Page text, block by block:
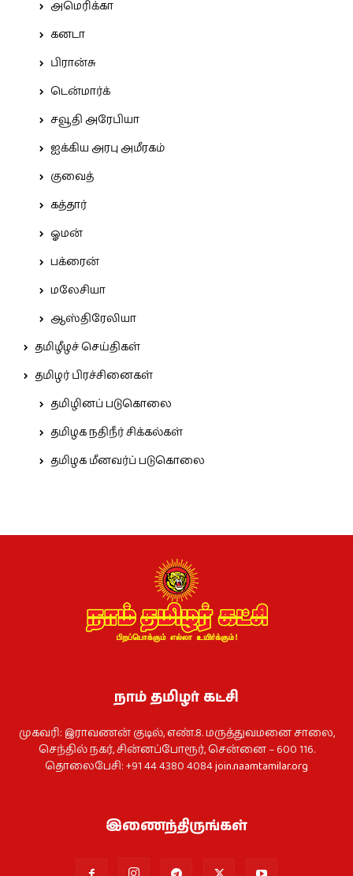
அமெரிக்கா
கனடா
பிரான்சு
டென்மார்க்
சவூதி அரேபியா
ஐக்கிய அரபு அமீரகம்
குவைத்
கத்தார்
ஓமன்
பக்ரைன்
மலேசியா
ஆஸ்திரேலியா
தமிழீழச் செய்திகள்
தமிழர் பிரச்சினைகள்
தமிழினப் படுகொலை
தமிழக நதிநீர் சிக்கல்கள்
தமிழக மீனவர்ப் படுகொலை
நாம் தமிழர் கட்சி
முகவரி: இராவணன் குடில், எண்.8. மருத்துவமனை சாலை,
செந்தில் நகர், சின்னப்போரூர், சென்னை – 600 116.
தொலைபேசி: +91 44 4380 4084join.naamtamilar.org
இணைந்திருங்கள்